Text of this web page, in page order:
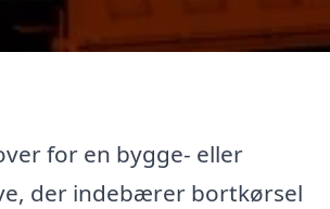
for en bygge- eller
der indebærer bortkørsel